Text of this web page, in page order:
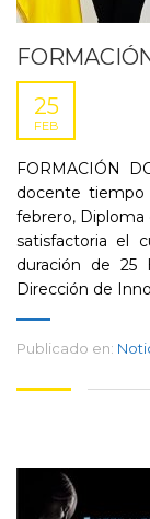
25
FEB
FORMACIÓN
docente tiempo
febrero, Diploma
satisfactoria el
duración de
Dirección de
Publicado en: